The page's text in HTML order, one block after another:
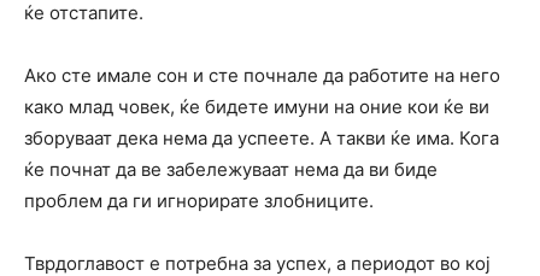
ќе отстапите.
Ако сте имале сон и сте почнале да работите на него
како млад човек, ќе бидете имуни на оние кои ќе ви
зборуваат дека нема да успеете. А такви ќе има. Кога
ќе почнат да ве забележуваат нема да ви биде
проблем да ги игнорирате злобниците.
Тврдоглавост е потребна за успех, а периодот во кој